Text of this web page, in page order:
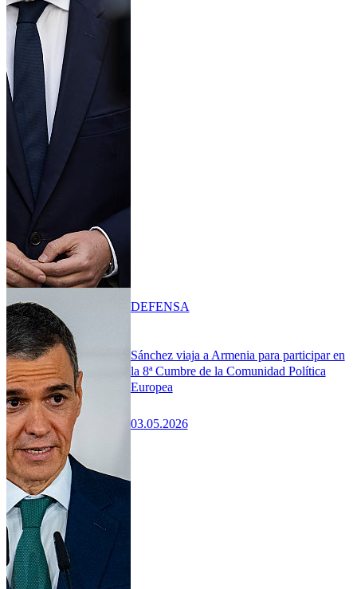
Sánchez viaja a Armenia para participar en
la 8ª Cumbre de la Comunidad Política
Europea
03.05.2026
DEFENSA